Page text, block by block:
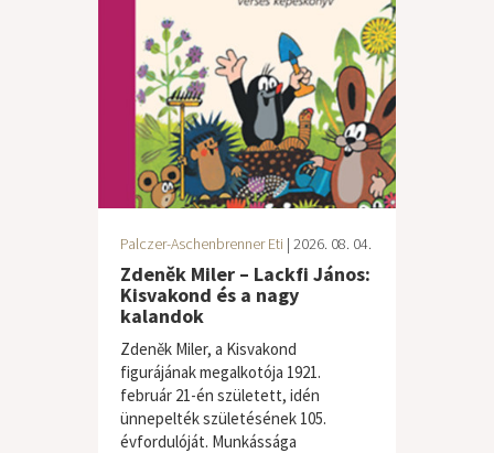
Palczer-Aschenbrenner Eti | 2026. 08. 04.
Zdeněk Miler – Lackfi János:
Kisvakond és a nagy
kalandok
Zdeněk Miler, a Kisvakond
figurájának megalkotója 1921.
február 21-én született, idén
ünnepelték születésének 105.
évfordulóját. Munkássága